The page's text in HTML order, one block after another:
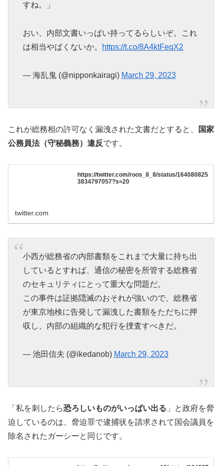
すね。」
おい、内部文書いっぱい持ってるらしいぞ。これ
は相当やばくないか。
https://t.co/8A4ktFeqX2
— 海乱鬼 (@nipponkairagi) March 29, 2023
これが総務相の許可なく漏洩された文書だとすると、
国家
公務員法（守秘義務）違反です。
https://twitter.com/roos_8_8/status/164080825
3834797057?s=20
twitter.com
小西が総務省の内部書類をこれまで大量に持ち出
しているとすれば、通信の秘密を所管する総務省
のセキュリティにとって重大な問題だ。
この事件は証拠隠滅のおそれが強いので、総務省
が東京地検に告発して漏洩した書類をただちに押
収し、内部の組織的な犯行を捜査すべきだ。
— 池田信夫 (@ikedanob) March 29, 2023
「私を刺したら恐ろしいものがいっぱい出る 」と政府を脅
迫しているのは、脅迫罪で逮捕状を請求されて国会議員を
除名されたガーシーと同じです。